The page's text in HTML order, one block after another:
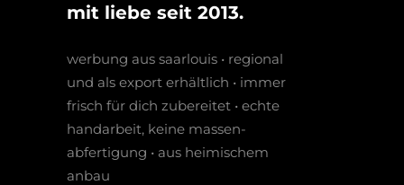
mit liebe seit 2013.
werbung aus saarlouis • regio­nal
und als export erhältlich • immer
frisch für dich zubereitet • echte
hand­arbeit, keine massen­­
abfertigung • aus heimischem
anbau